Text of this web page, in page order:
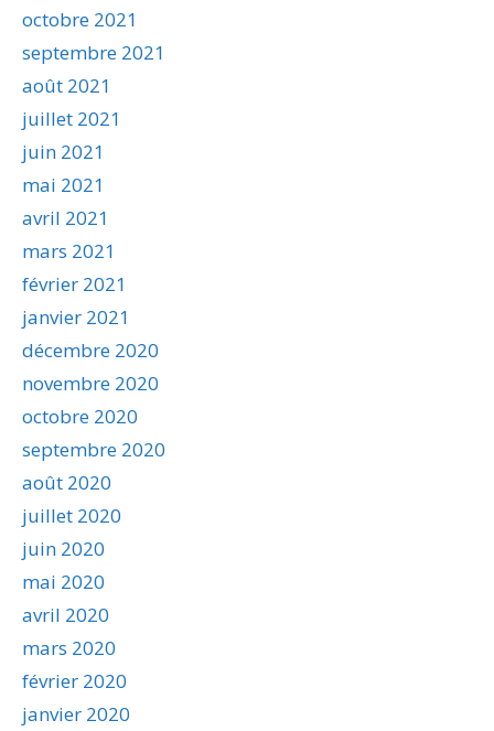
octobre 2021
septembre 2021
août 2021
juillet 2021
juin 2021
mai 2021
avril 2021
mars 2021
février 2021
janvier 2021
décembre 2020
novembre 2020
octobre 2020
septembre 2020
août 2020
juillet 2020
juin 2020
mai 2020
avril 2020
mars 2020
février 2020
janvier 2020